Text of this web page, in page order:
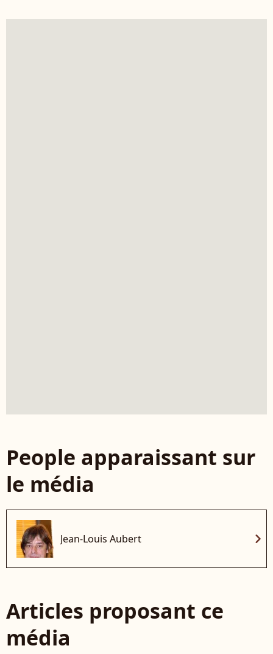
People apparaissant sur
le média
Jean-Louis Aubert chevron_right
Articles proposant ce
média